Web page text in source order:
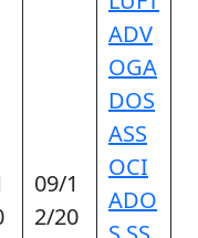
09/1
2/20
ADV
OGA
DOS
ASS
OCI
ADO